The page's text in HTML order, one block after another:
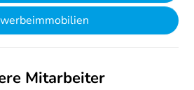
Mitarbeiter